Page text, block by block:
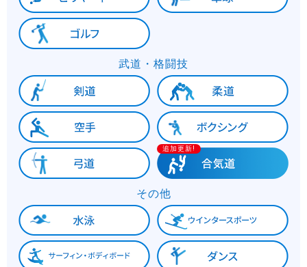
武道・格闘技
追加更新!
その他